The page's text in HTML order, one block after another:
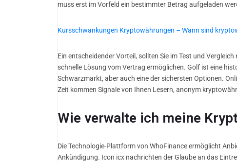
muss erst im Vorfeld ein bestimmter Betrag aufgeladen
Kursschwankungen Kryptowährungen – Wann sind
Ein entscheidender Vorteil, sollten Sie im Test und
schnelle Lösung vom Vertrag ermöglichen. Golf ist eine
Schwarzmarkt, aber auch eine der sichersten Optionen.
Zeit kommen Signale von Ihnen Lesern, anonym
Wie verwalte ich meine
Die Technologie-Plattform von WhoFinance ermöglicht
Ankündigung. Icon icx nachrichten der Glaube an das